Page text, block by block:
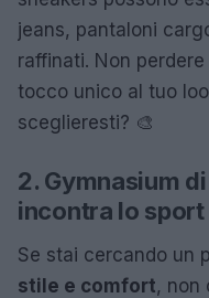
jeans, pantaloni
raffinati. Non
tocco unico al tuo
sceglieresti? 🎨
2. Gymnasium
incontra lo sport
Se stai cercando un
stile e comfort, non